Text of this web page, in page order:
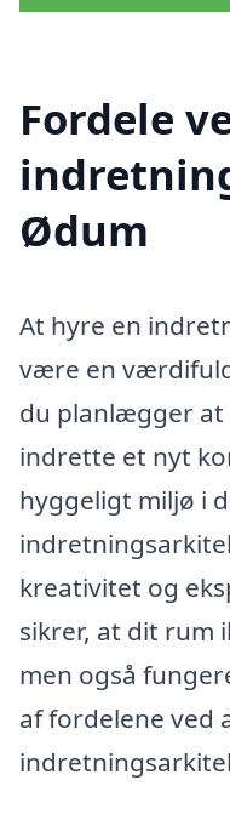
Fordele
Ødum
At hyre en
være en
du planlægger at
indrette et nyt
hyggeligt miljø i
kreativitet og
sikrer, at dit rum
men også
af fordelene ved